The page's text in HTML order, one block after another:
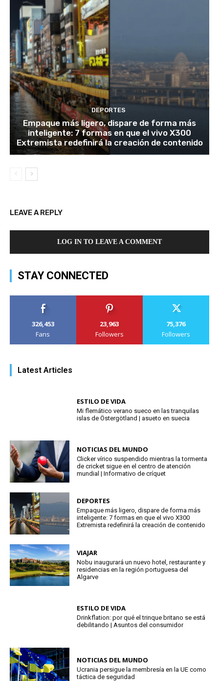
DEPORTES
Empaque más ligero, dispare de forma más
inteligente: 7 formas en que el vivo X300
Extremista redefinirá la creación de contenido
LEAVE A REPLY
LOG IN TO LEAVE A COMMENT
STAY CONNECTED
326,453
Fans
23,963
Followers
75,376
Followers
Latest Articles
ESTILO DE VIDA
Mi flemático verano sueco en las tranquilas
islas de Östergötland | asueto en suecia
NOTICIAS DEL MUNDO
Clicker vírico suspendido mientras la tormenta
de cricket sigue en el centro de atención
mundial | Informativo de críquet
DEPORTES
Empaque más ligero, dispare de forma más
inteligente: 7 formas en que el vivo X300
Extremista redefinirá la creación de contenido
VIAJAR
Nobu inaugurará un nuevo hotel, restaurante y
residencias en la región portuguesa del
Algarve
ESTILO DE VIDA
Drinkflation: por qué el trinque britano se está
debilitando | Asuntos del consumidor
NOTICIAS DEL MUNDO
Ucrania persigue la membresía en la UE como
táctica de seguridad